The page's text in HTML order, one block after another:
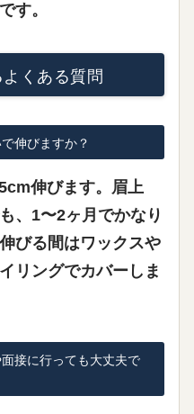
す。
くある質問
伸びますか？
伸びます。眉上
、1〜2ヶ月でかなり
びる間はワックスや
リングでカバーしま
接に行っても大丈夫で